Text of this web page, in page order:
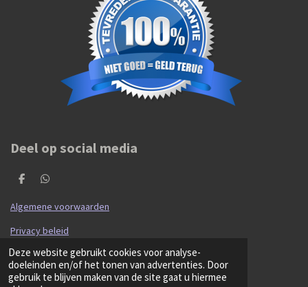
Deze website gebruikt cookies voor analyse-
doeleinden en/of het tonen van advertenties. Door
gebruik te blijven maken van de site gaat u hiermee
Deel op social media
D
l
e
D
l
e
Algemene voorwaarden
Privacy beleid
Powered by JouwWeb